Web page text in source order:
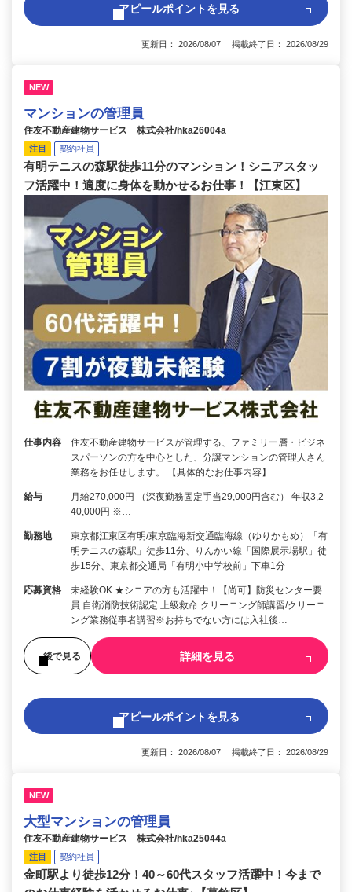
アピールポイントを見る
更新日： 2026/08/07 掲載終了日： 2026/08/29
NEW
マンションの管理員
住友不動産建物サービス 株式会社/hka26004a
注目 契約社員
有明テニスの森駅徒歩11分のマンション！シニアスタッ
フ活躍中！適度に身体を動かせるお仕事！【江東区】
仕事内容
住友不動産建物サービスが管理する、ファミリー層・ビジネ
スパーソンの方を中心とした、分譲マンションの管理人さん
業務をお任せします。 【具体的なお仕事内容】 …
給与
月給270,000円 （深夜勤務固定手当29,000円含む） 年収3,2
40,000円 ※…
勤務地
東京都江東区有明/東京臨海新交通臨海線（ゆりかもめ）「有
明テニスの森駅」徒歩11分、りんかい線「国際展示場駅」徒
歩15分、東京都交通局「有明小中学校前」下車1分
応募資格
未経験OK ★シニアの方も活躍中！【尚可】防災センター要
員 自衛消防技術認定 上級救命 クリーニング師講習/クリーニ
ング業務従事者講習※お持ちでない方には入社後…
後で見る 詳細を見る
アピールポイントを見る
更新日： 2026/08/07 掲載終了日： 2026/08/29
NEW
大型マンションの管理員
住友不動産建物サービス 株式会社/hka25044a
注目 契約社員
金町駅より徒歩12分！40～60代スタッフ活躍中！今まで